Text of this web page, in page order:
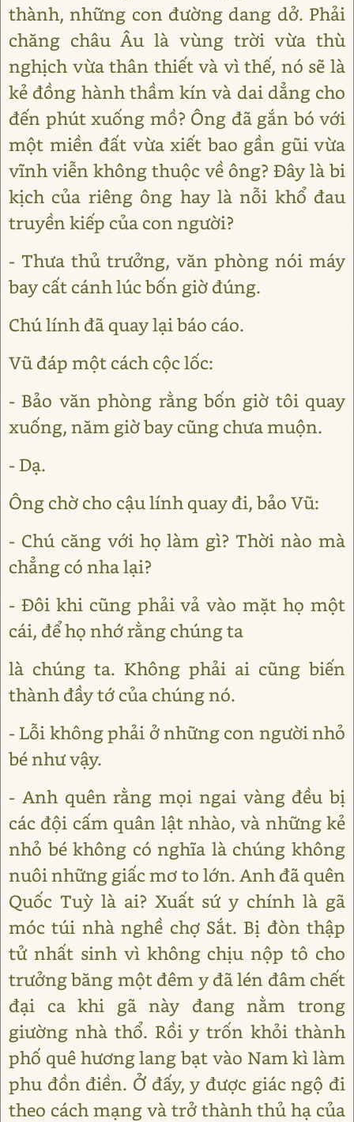
thành, những con đường dang dở. Phải
chăng châu Âu là vùng trời vừa thù
nghịch vừa thân thiết và vì thế, nó sẽ là
kẻ đồng hành thầm kín và dai dẳng cho
đến phút xuống mồ? Ông đã gắn bó với
một miền đất vừa xiết bao gần gũi vừa
vĩnh viễn không thuộc về ông? Đây là bi
kịch của riêng ông hay là nỗi khổ đau
truyền kiếp của con người?
- Thưa thủ trưởng, văn phòng nói máy
bay cất cánh lúc bốn giờ đúng.
Chú lính đã quay lại báo cáo.
Vũ đáp một cách cộc lốc:
- Bảo văn phòng rằng bốn giờ tôi quay
xuống, năm giờ bay cũng chưa muộn.
- Dạ.
Ông chờ cho cậu lính quay đi, bảo Vũ:
- Chú căng với họ làm gì? Thời nào mà
chẳng có nha lại?
- Đôi khi cũng phải vả vào mặt họ một
cái, để họ nhớ rằng chúng ta
là chúng ta. Không phải ai cũng biến
thành đầy tớ của chúng nó.
- Lỗi không phải ở những con người nhỏ
bé như vậy.
- Anh quên rằng mọi ngai vàng đều bị
các đội cấm quân lật nhào, và những kẻ
nhỏ bé không có nghĩa là chúng không
nuôi những giấc mơ to lớn. Anh đã quên
Quốc Tuỳ là ai? Xuất sứ y chính là gã
móc túi nhà nghề chợ Sắt. Bị đòn thập
tử nhất sinh vì không chịu nộp tô cho
trưởng băng một đêm y đã lén đâm chết
đại ca khi gã này đang nằm trong
giường nhà thổ. Rồi y trốn khỏi thành
phố quê hương lang bạt vào Nam kì làm
phu đồn điền. Ở đấy, y được giác ngộ đi
theo cách mạng và trở thành thủ hạ của